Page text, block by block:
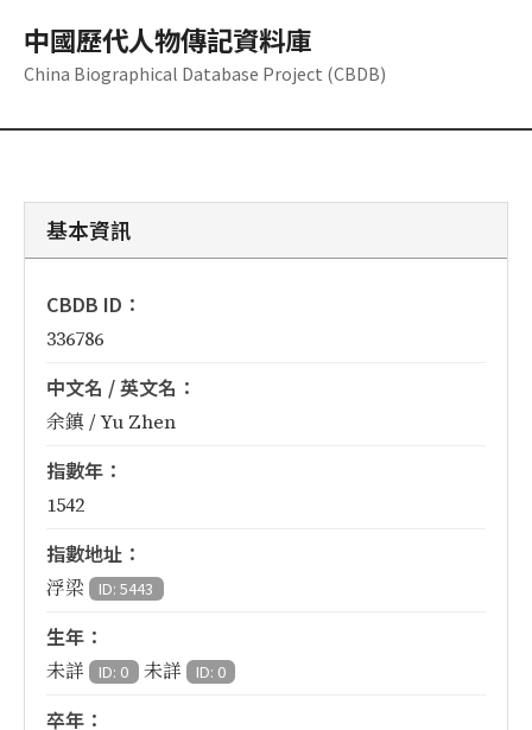
中國歷代人物傳記資料庫
China Biographical Database Project (CBDB)
基本資訊
CBDB ID：
336786
中文名 / 英文名：
余鎮 / Yu Zhen
指數年：
1542
指數地址：
浮梁 ID: 5443
生年：
未詳 ID: 0 未詳 ID: 0
卒年：